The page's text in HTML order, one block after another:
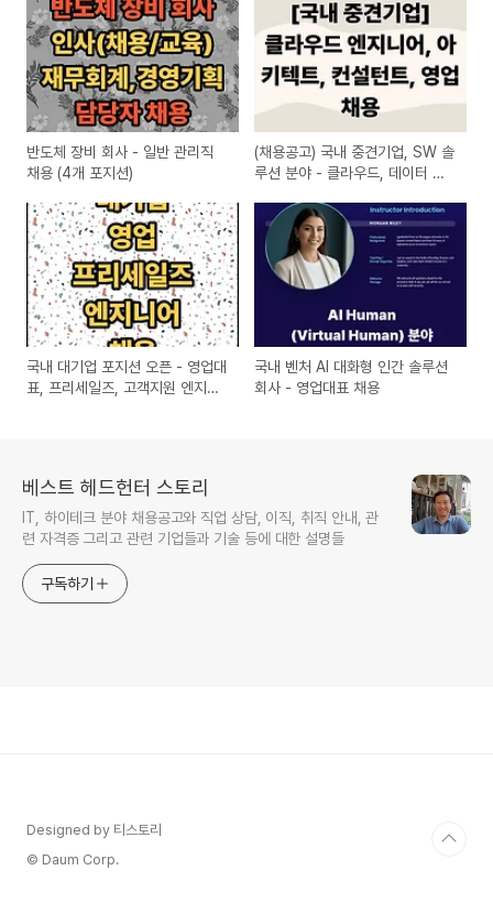
반도체 장비 회사 - 일반 관리직
채용 (4개 포지션)
(채용공고) 국내 중견기업, SW 솔
루션 분야 - 클라우드, 데이터 파
용, 7개 부문, 각 1~3명
국내 대기업 포지션 오픈 - 영업대
표, 프리세일즈, 고객지원 엔지니
국내 벤처 AI 대화형 인간 솔루션
회사 - 영업대표 채용
베스트 헤드헌터 스토리
IT, 하이테크 분야 채용공고와 직업 상담, 이직, 취직 안내, 관
련 자격증 그리고 관련 기업들과 기술 등에 대한 설명들
구독하기
Designed by 티스토리
© Daum Corp.